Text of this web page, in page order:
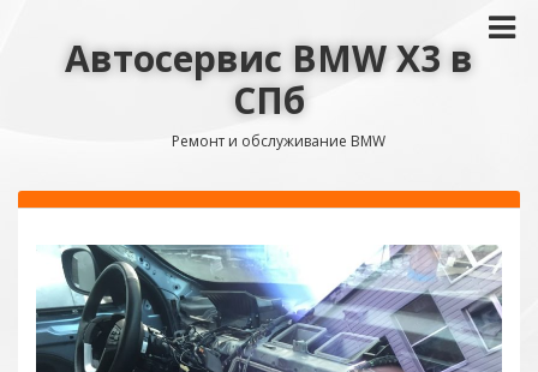
Автосервис BMW X3 в
СПб
Ремонт и обслуживание BMW